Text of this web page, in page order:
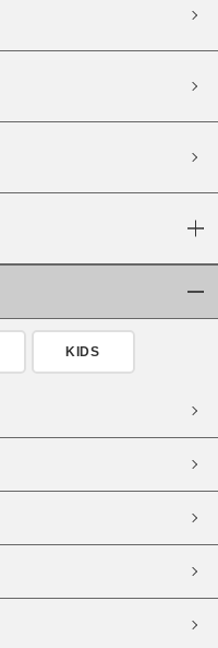
予約商品
在庫なし含む
KIDS